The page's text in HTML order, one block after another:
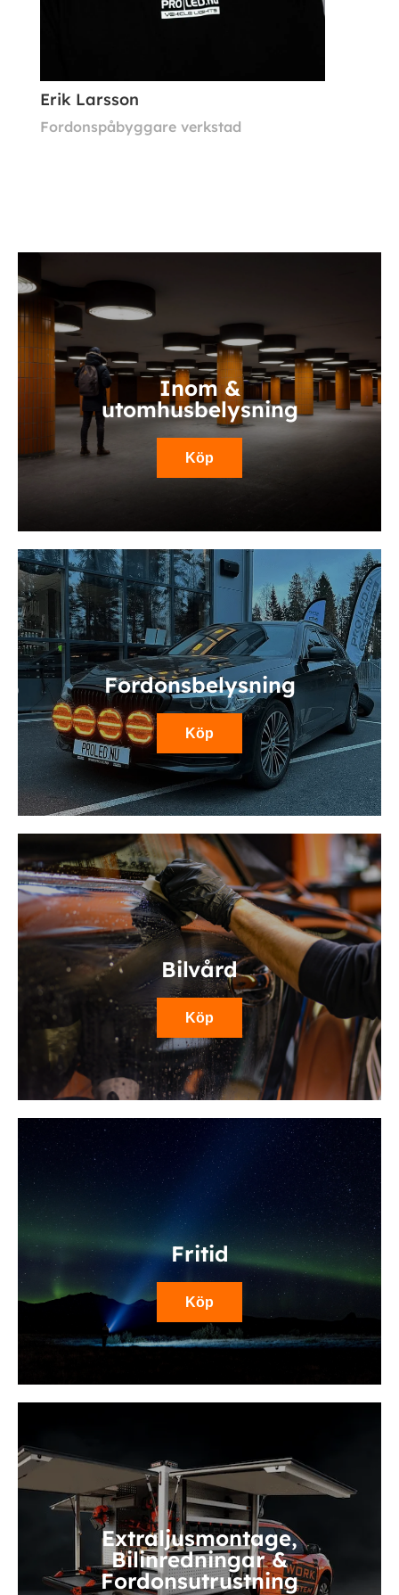
Erik Larsson
Fordonspåbyggare verkstad
Fordonsbelysning
Köp
Inom &
utomhusbelysning
Köp
Fritid
Köp
Bilvård
Köp
Extraljusmontage,
Bilinredningar &
Fordonsutrustning